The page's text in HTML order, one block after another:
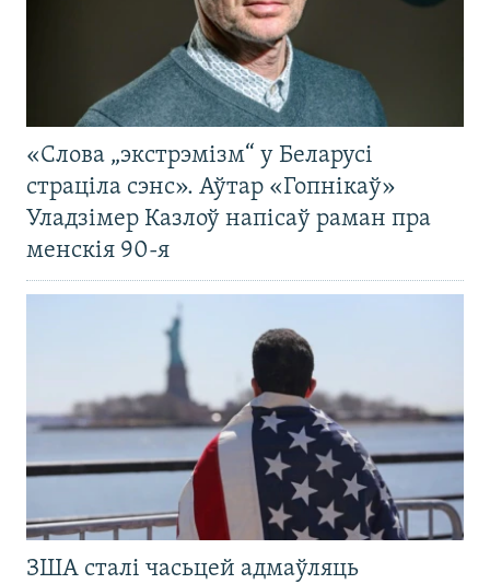
«Слова „экстрэмізм“ у Беларусі
страціла сэнс». Аўтар «Гопнікаў»
Уладзімер Казлоў напісаў раман пра
менскія 90-я
ЗША сталі часьцей адмаўляць